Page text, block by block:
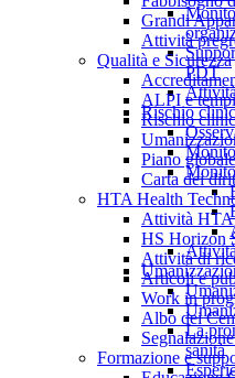
Grandi
Attività
Qualità e Sicurezza
ALPI e
Rischio
Piano
Carta dei
HTA Health
Attività HTA
HS Horizon
Attività di
Articoli e
Work in
Albo dei
Formazione e
PDT
Rischio
La
sanità